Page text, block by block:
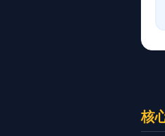
核